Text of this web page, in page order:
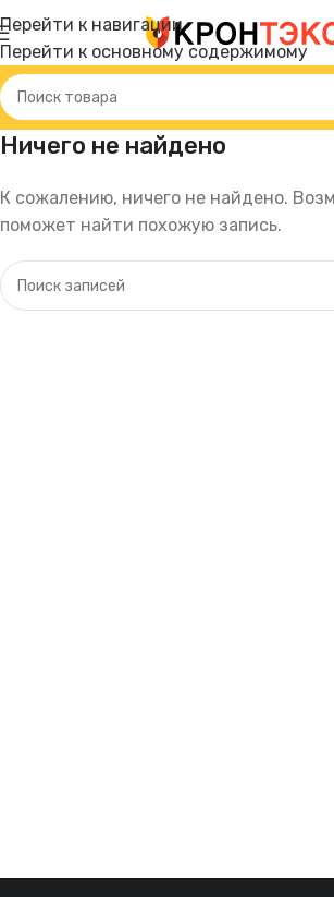
Перейти к навигации
Перейти к основному содержимому
Ничего не найдено
К сожалению, ничего не найдено.
поможет найти похожую запись.